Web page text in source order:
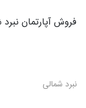
فروش آپارتمان نبرد
نبرد شمالی